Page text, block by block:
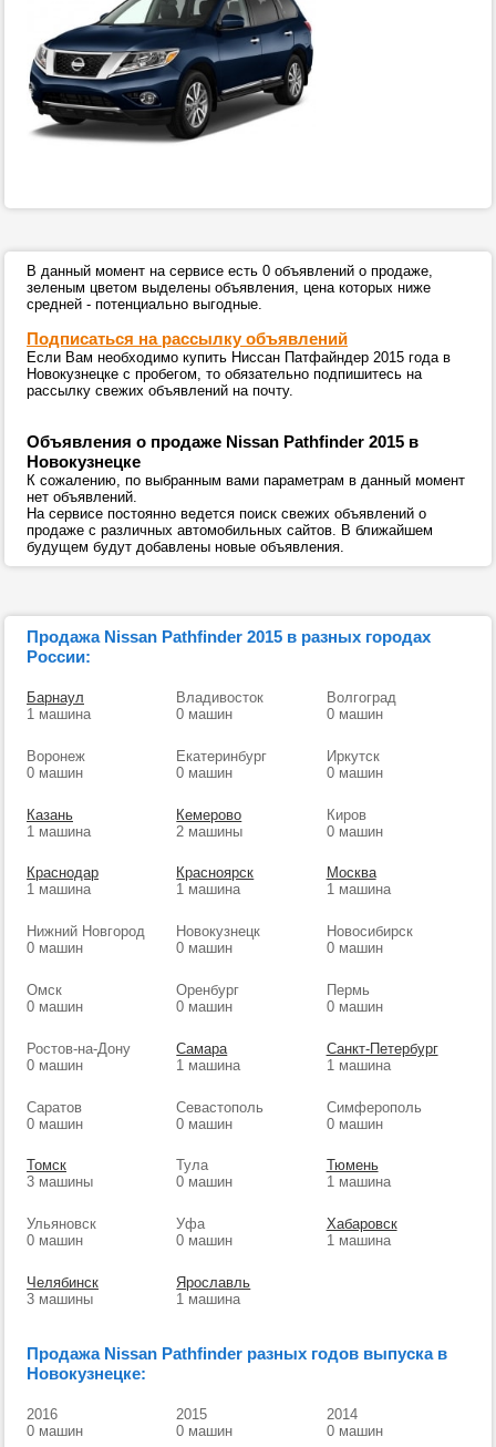
В данный момент на сервисе есть 0 объявлений о продаже,
зеленым цветом выделены объявления, цена которых ниже
средней - потенциально выгодные.
Подписаться на рассылку объявлений
Если Вам необходимо купить Ниссан Патфайндер 2015 года в
Новокузнецке с пробегом, то обязательно подпишитесь на
рассылку свежих объявлений на почту.
Объявления о продаже Nissan Pathfinder 2015 в
Новокузнецке
К сожалению, по выбранным вами параметрам в данный момент
нет объявлений.
На сервисе постоянно ведется поиск свежих объявлений о
продаже с различных автомобильных сайтов. В ближайшем
будущем будут добавлены новые объявления.
Продажа Nissan Pathfinder 2015 в разных городах
России:
Барнаул
1 машина
Владивосток
0 машин
Волгоград
0 машин
Воронеж
0 машин
Екатеринбург
0 машин
Иркутск
0 машин
Казань
1 машина
Кемерово
2 машины
Киров
0 машин
Краснодар
1 машина
Красноярск
1 машина
Москва
1 машина
Нижний Новгород
0 машин
Новокузнецк
0 машин
Новосибирск
0 машин
Омск
0 машин
Оренбург
0 машин
Пермь
0 машин
Ростов-на-Дону
0 машин
Самара
1 машина
Санкт-Петербург
1 машина
Саратов
0 машин
Севастополь
0 машин
Симферополь
0 машин
Томск
3 машины
Тула
0 машин
Тюмень
1 машина
Ульяновск
0 машин
Уфа
0 машин
Хабаровск
1 машина
Челябинск
3 машины
Ярославль
1 машина
Продажа Nissan Pathfinder разных годов выпуска в
Новокузнецке:
2016
0 машин
2015
0 машин
2014
0 машин